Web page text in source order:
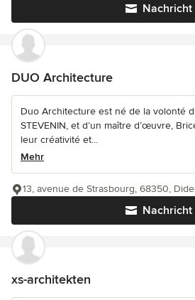
Nachricht
DUO Architecture
Duo Architecture est né de la volonté
STEVENIN, et d’un maître d’œuvre,
leur créativité et...
Mehr
Nachricht
13, avenue de Strasbourg, 68350,
xs-architekten